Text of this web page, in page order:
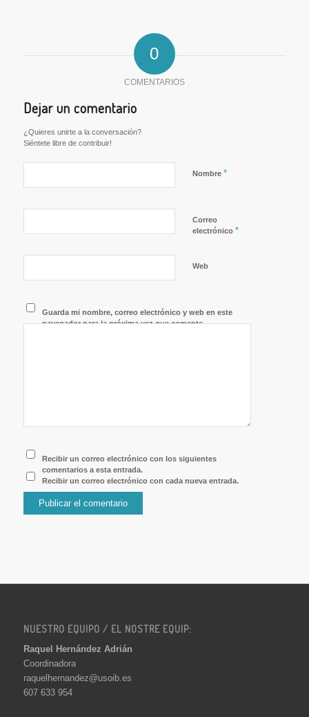
0
COMENTARIOS
Dejar un comentario
¿Quieres unirte a la conversación?
Siéntete libre de contribuir!
Nombre *
Correo
electrónico *
Web
Guarda mi nombre, correo electrónico y web en este
navegador para la próxima vez que comente.
Recibir un correo electrónico con los siguientes
comentarios a esta entrada.
Recibir un correo electrónico con cada nueva entrada.
NUESTRO EQUIPO / EL NOSTRE EQUIP:
Raquel Hernández Adrián
Coordinadora
raquelhernandez@usoib.es
607 633 954